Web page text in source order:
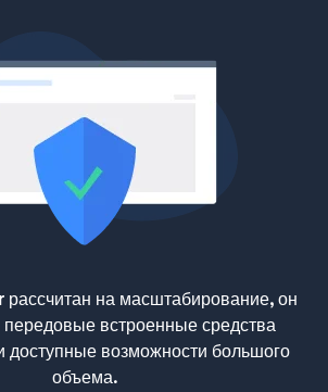
на масштабирование, он
встроенные средства
доступные возможности большого
объема.